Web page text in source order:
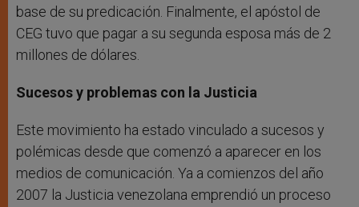
base de su predicación. Finalmente, el apóstol de
CEG tuvo que pagar a su segunda esposa más de 2
millones de dólares.
Sucesos y problemas con la Justicia
Este movimiento ha estado vinculado a sucesos y
polémicas desde que comenzó a aparecer en los
medios de comunicación. Ya a comienzos del año
2007 la Justicia venezolana emprendió un proceso